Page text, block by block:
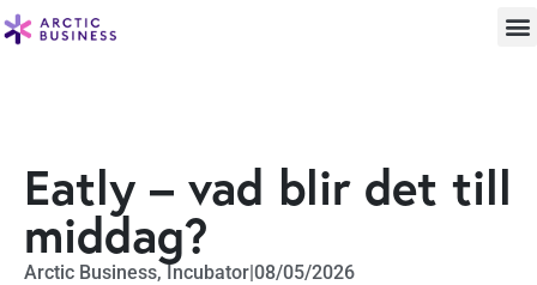
Eatly – vad blir det till
middag?
Arctic Business,Incubator|08/05/2026